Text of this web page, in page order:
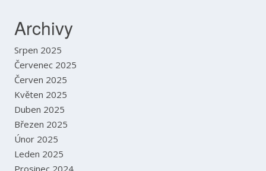
Archivy
Srpen 2025
Červenec 2025
Červen 2025
Květen 2025
Duben 2025
Březen 2025
Únor 2025
Leden 2025